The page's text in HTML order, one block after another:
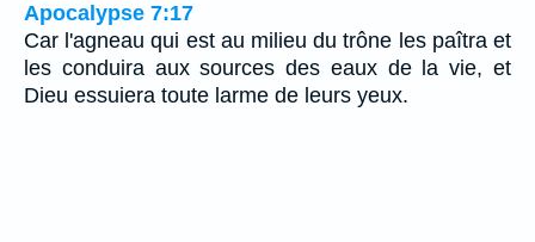
Apocalypse 7:17
Car l'agneau qui est au milieu du trône les paîtra et
les conduira aux sources des eaux de la vie, et
Dieu essuiera toute larme de leurs yeux.